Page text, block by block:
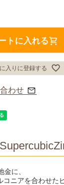
トに入れる
入りに登録する
わせ
に、
ニアを合わせた